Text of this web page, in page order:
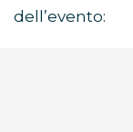
dell’evento: